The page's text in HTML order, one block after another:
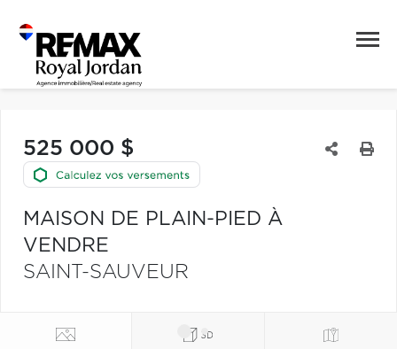
525 000 $
MAISON DE PLAIN-PIED À
VENDRE
SAINT-SAUVEUR